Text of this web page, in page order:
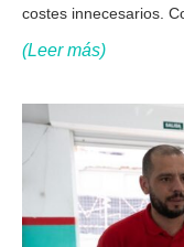
costes innecesarios.
decisiones. A
(Leer más)